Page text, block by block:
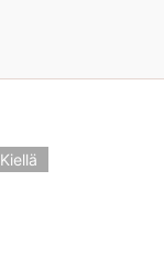
Kiellä